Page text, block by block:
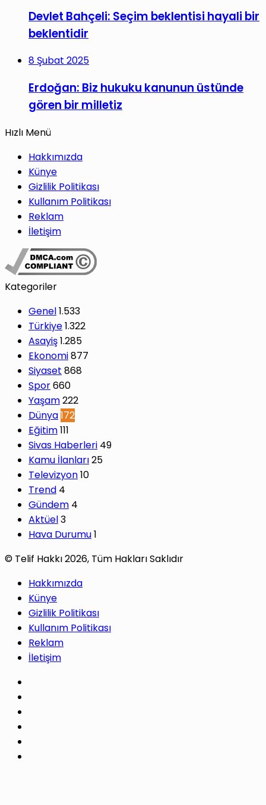
Devlet Bahçeli: Seçim beklentisi hayali bir
beklentidir
8 Şubat 2025
Erdoğan: Biz hukuku kanunun üstünde
gören bir milletiz
Hızlı Menü
Hakkımızda
Künye
Gizlilik Politikası
Kullanım Politikası
Reklam
İletişim
Kategoriler
Genel1.533
Türkiye1.322
Asayiş1.285
Ekonomi877
Siyaset 868
Spor660
Yaşam222
Dünya172
Eğitim111
Sivas Haberleri 49
Kamu İlanları25
Televizyon10
Trend 4
Gündem 4
Aktüel3
Hava Durumu1
© Telif Hakkı 2026, Tüm Hakları Saklıdır
Hakkımızda
Künye
Gizlilik Politikası
Kullanım Politikası
Reklam
İletişim